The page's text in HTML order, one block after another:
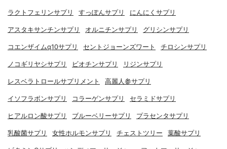
ラクトフェリンサプリ すっぽんサプリ にんにくサプリ
アスタキサンチンサプリ オルニチンサプリ グリシンサプリ
コエンザイムq10サプリ セントジョーンズワート チロシンサプリ
ノコギリヤシサプリ ビオチンサプリ リジンサプリ
レスベラトロールサプリメント 高麗人参サプリ
イソフラボンサプリ コラーゲンサプリ セラミドサプリ
ヒアルロン酸サプリ ブルーベリーサプリ プラセンタサプリ
乳酸菌サプリ 女性ホルモンサプリ チェストツリー 葉酸サプリ